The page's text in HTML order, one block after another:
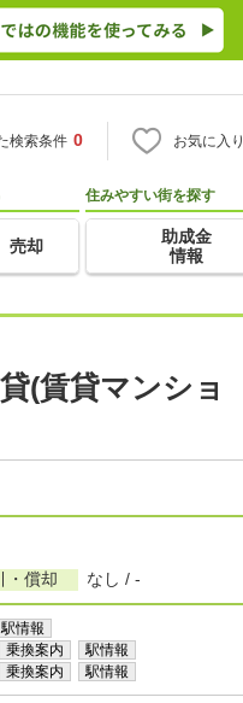
検索条件 0 お気に入り
売却
住みやすい街を探す
助成金
情報
(賃貸マンショ
・償却 なし / -
駅情報
乗換案内 駅情報
乗換案内 駅情報